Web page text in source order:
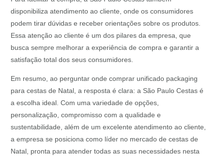
disponibiliza atendimento ao cliente, onde os consumidores
podem tirar dúvidas e receber orientações sobre os produtos.
Essa atenção ao cliente é um dos pilares da empresa, que
busca sempre melhorar a experiência de compra e garantir a
satisfação total dos seus consumidores.
Em resumo, ao perguntar onde comprar unificado packaging
para cestas de Natal, a resposta é clara: a São Paulo Cestas é
a escolha ideal. Com uma variedade de opções,
personalização, compromisso com a qualidade e
sustentabilidade, além de um excelente atendimento ao cliente,
a empresa se posiciona como líder no mercado de cestas de
Natal, pronta para atender todas as suas necessidades nesta